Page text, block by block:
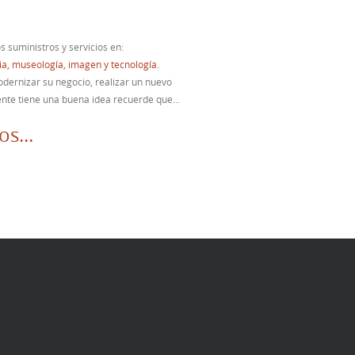
suministros y servicios en:
museología, imagen y tecnología.
su negocio, realizar un nuevo
tiene una buena idea recuerde que...